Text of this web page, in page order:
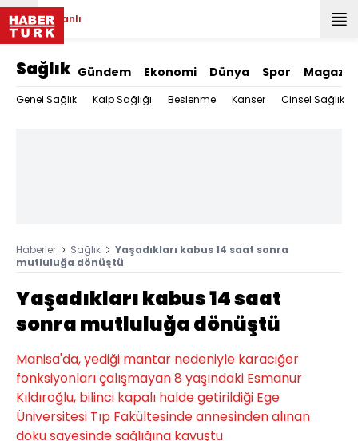
Canlı
Sağlık Gündem Ekonomi Dünya Spor Magazin
Genel Sağlık Kalp Sağlığı Beslenme Kanser Cinsel Sağlık
Haberler Sağlık
Yaşadıkları kabus 14 saat sonra
mutluluğa dönüştü
Yaşadıkları kabus 14 saat
sonra mutluluğa dönüştü
Manisa'da, yediği mantar nedeniyle karaciğer
fonksiyonları çalışmayan 8 yaşındaki Esmanur
Kıldıroğlu, bilinci kapalı halde getirildiği Ege
Üniversitesi Tıp Fakültesinde annesinden alınan
doku sayesinde sağlığına kavuştu